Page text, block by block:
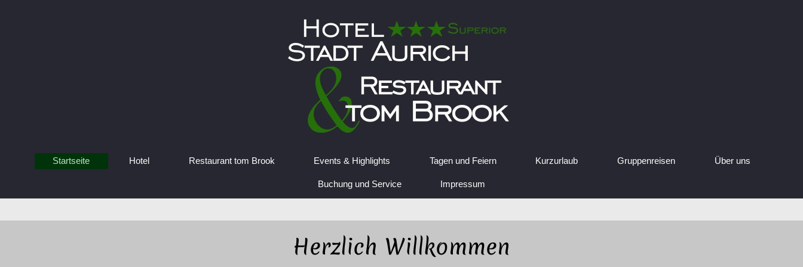
Startseite Hotel Restaurant tom Brook Events & Highlights Tagen und Feiern Kurzurlaub Gruppenreisen Über uns
Buchung und Service Impressum
Herzlich Willkommen